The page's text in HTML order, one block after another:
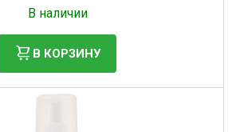
В наличии
В КОРЗИНУ